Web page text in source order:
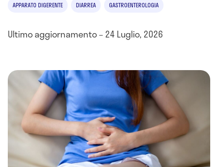
APPARATO DIGERENTE DIARREA GASTROENTEROLOGIA
Ultimo aggiornamento – 24 Luglio, 2026